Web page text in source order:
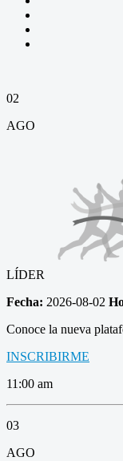
02
AGO
LÍDER
Fecha: 2026-08-02
Conoce la nueva
INSCRIBIRME
11:00 am
03
AGO